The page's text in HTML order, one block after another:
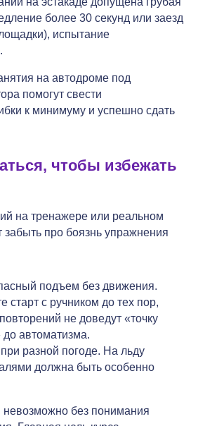
более 30 секунд или заезд
испытание
на автодроме под
помогут свести
к минимуму и успешно сдать
чтобы избежать
на тренажере или реальном
про боязнь упражнения
подъем без движения.
старт с ручником до тех пор,
не доведут «точку
автоматизма.
разной погоде. На льду
должна быть особенно
без понимания